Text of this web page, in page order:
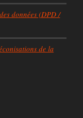
données (DPD /
de la